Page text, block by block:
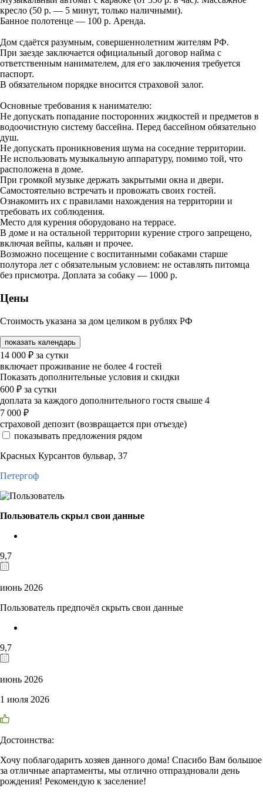
кресло (50 р. — 5 минут, только наличными).
Банное полотенце — 100 р. Аренда.
Дом сдаётся разумным, совершеннолетним жителям РФ.
При заезде заключается официальный договор найма с
ответственным нанимателем, для его заключения требуется
паспорт.
В обязательном порядке вносится страховой залог.
Основные требования к нанимателю:
Не допускать попадание посторонних жидкостей и предметов в
водоочистную систему бассейна. Перед бассейном обязательно
душ.
Не допускать проникновения шума на соседние территории.
Не использовать музыкальную аппаратуру, помимо той, что
расположена в доме.
При громкой музыке держать закрытыми окна и двери.
Самостоятельно встречать и провожать своих гостей.
Ознакомить их с правилами нахождения на территории и
требовать их соблюдения.
Место для курения оборудовано на террасе.
В доме и на остальной территории курение строго запрещено,
включая вейпы, кальян и прочее.
Возможно посещение с воспитанными собаками старше
полутора лет с обязательным условием: не оставлять питомца
без присмотра. Доплата за собаку — 1000 р.
Цены
Стоимость указана за дом целиком в рублях РФ
показать календарь
14 000 ₽ за сутки
включает проживание не более 4 гостей
Показать дополнительные условия и скидки
600 ₽ за сутки
доплата за каждого дополнительного гостя свыше 4
7 000 ₽
страховой депозит (возвращается при отъезде)
показывать предложения рядом
Красных Курсантов бульвар, 37
Петергоф
Пользователь скрыл свои данные
9,7
июнь 2026
Пользователь предпочёл скрыть свои данные
9,7
июнь 2026
1 июля 2026
Достоинства:
Хочу поблагодарить хозяев данного дома! Спасибо Вам большое
за отличные апартаменты, мы отлично отпраздновали день
рождения! Рекомендую к заселение!